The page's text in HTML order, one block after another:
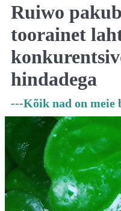
Ruiwo
toorainet
hindadega
---Kõik nad on meie